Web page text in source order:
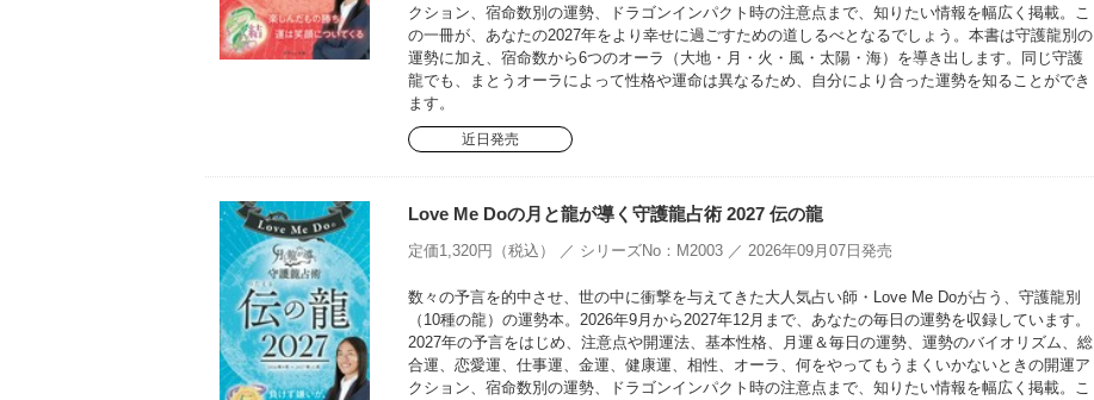
クション、宿命数別の運勢、ドラゴンインパクト時の注意点まで、知りたい情報を幅広く掲載。こ
の一冊が、あなたの2027年をより幸せに過ごすための道しるべとなるでしょう。本書は守護龍別の
運勢に加え、宿命数から6つのオーラ（大地・月・火・風・太陽・海）を導き出します。同じ守護
龍でも、まとうオーラによって性格や運命は異なるため、自分により合った運勢を知ることができ
ます。
近日発売
Love Me Doの月と龍が導く守護龍占術 2027 伝の龍
定価1,320円（税込） ／ シリーズNo：M2003 ／ 2026年09月07日発売
数々の予言を的中させ、世の中に衝撃を与えてきた大人気占い師・Love Me Doが占う、守護龍別
（10種の龍）の運勢本。2026年9月から2027年12月まで、あなたの毎日の運勢を収録しています。
2027年の予言をはじめ、注意点や開運法、基本性格、月運＆毎日の運勢、運勢のバイオリズム、総
合運、恋愛運、仕事運、金運、健康運、相性、オーラ、何をやってもうまくいかないときの開運ア
クション、宿命数別の運勢、ドラゴンインパクト時の注意点まで、知りたい情報を幅広く掲載。こ